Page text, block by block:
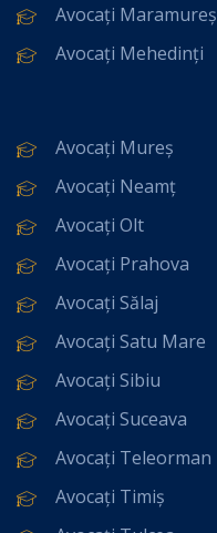
Avocați Maramureș
Avocați Mehedinți
Avocați Mureș
Avocați Neamț
Avocați Olt
Avocați Prahova
Avocați Sălaj
Avocați Satu Mare
Avocați Sibiu
Avocați Suceava
Avocați Teleorman
Avocați Timiș